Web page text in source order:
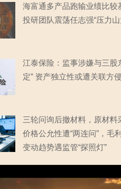
海富通多产品跑输业绩比较
投研团队震荡任志强“压力山
江泰保险：监事涉嫌与三股
定” 资产独立性或遭关联方
三轮问询后撤材料，原材料
价格公允性遭“两连问”，毛
变动趋势遇监管“探照灯”